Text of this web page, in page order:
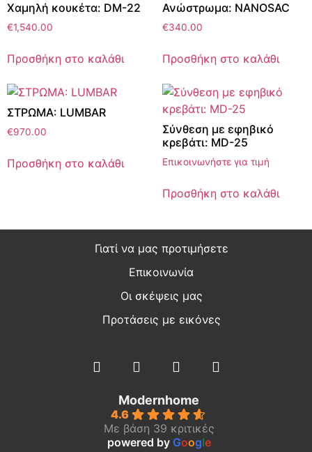
Χαμηλή κουκέτα: DM-22
€1,540.00
Προσθήκη στο καλάθι
Ανώστρωμα: NANOSAC
€340.00
Προσθήκη στο καλάθι
ΣΤΡΩΜΑ: LUMBAR
€970.00
Προσθήκη στο καλάθι
Σύνθεση με εφηβικό
κρεβάτι: MD-25
Επικοινωνήστε για τιμή
Προσθήκη στο καλάθι
Γιατί να μας προτιμήσετε
Επικοινωνία
Οι σκέψεις μας
Προτάσεις με εικόνες
Modernhome
4.6
Με βάση 39 κριτικές
powered by Google